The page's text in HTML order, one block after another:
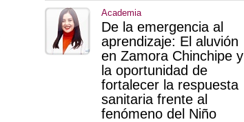
Academia
De la emergencia al
aprendizaje: El aluvión
en Zamora Chinchipe y
la oportunidad de
fortalecer la respuesta
sanitaria frente al
fenómeno del Niño